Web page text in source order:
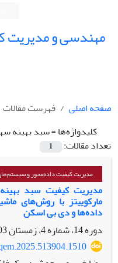
مهندسی و مدیریت
صفحه اصلی
فهرست مقالات
کلیدواژه‌ها =سبد بهینه
تعداد مقالات:
1
مدیریت کیفیت داده‌محور و
مدیریت کیفیت سبد
مارکوییتز با روش‌های
داده‌ها و دی بی اسکن
دوره 14، شماره 4، زمستان 1403، صفحه